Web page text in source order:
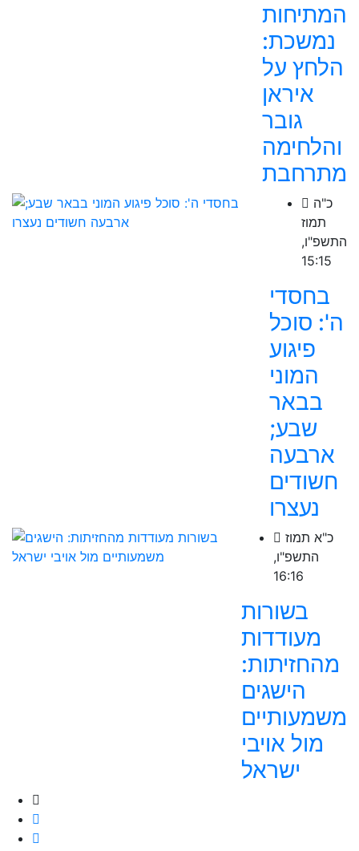
המתיחות
נמשכת:
הלחץ על
איראן
גובר
והלחימה
מתרחבת
כ"ה
תמוז
התשפ"ו,
15:15
בחסדי
ה': סוכל
פיגוע
המוני
בבאר
שבע;
ארבעה
חשודים
נעצרו
כ"א תמוז
התשפ"ו,
16:16
בשורות
מעודדות
מהחזיתות:
הישגים
משמעותיים
מול אויבי
ישראל